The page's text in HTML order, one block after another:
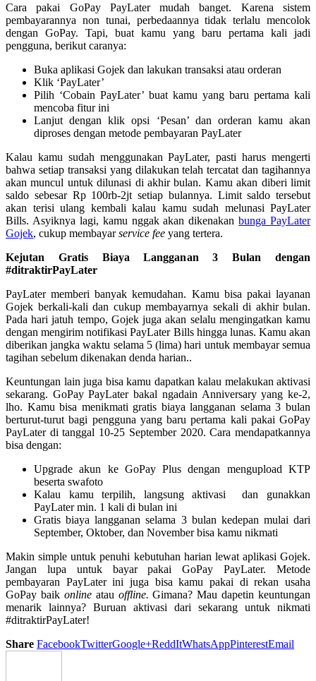
Cara pakai GoPay PayLater mudah banget. Karena sistem
pembayarannya non tunai, perbedaannya tidak terlalu mencolok
dengan GoPay. Tapi, buat kamu yang baru pertama kali jadi
pengguna, berikut caranya:
Buka aplikasi Gojek dan lakukan transaksi atau orderan
Klik ‘PayLater’
Pilih ‘Cobain PayLater’ buat kamu yang baru pertama kali
mencoba fitur ini
Lanjut dengan klik opsi ‘Pesan’ dan orderan kamu akan
diproses dengan metode pembayaran PayLater
Kalau kamu sudah menggunakan PayLater, pasti harus mengerti
bahwa setiap transaksi yang dilakukan telah tercatat dan tagihannya
akan muncul untuk dilunasi di akhir bulan. Kamu akan diberi limit
saldo sebesar Rp 100rb-2jt setiap bulannya. Limit saldo tersebut
akan terisi ulang kembali kalau kamu sudah melunasi PayLater
Bills. Asyiknya lagi, kamu nggak akan dikenakanbunga PayLater
Gojek, cukup membayarservice fee yang tertera.
Kejutan Gratis Biaya Langganan 3 Bulan dengan
#ditraktirPayLater
PayLater memberi banyak kemudahan. Kamu bisa pakai layanan
Gojek berkali-kali dan cukup membayarnya sekali di akhir bulan.
Pada hari jatuh tempo, Gojek juga akan selalu mengingatkan kamu
dengan mengirim notifikasi PayLater Bills hingga lunas. Kamu akan
diberikan jangka waktu selama 5 (lima) hari untuk membayar semua
tagihan sebelum dikenakan denda harian..
Keuntungan lain juga bisa kamu dapatkan kalau melakukan aktivasi
sekarang. GoPay PayLater bakal ngadain Anniversary yang ke-2,
lho. Kamu bisa menikmati gratis biaya langganan selama 3 bulan
berturut-turut bagi pengguna yang baru pertama kali pakai GoPay
PayLater di tanggal 10-25 September 2020. Cara mendapatkannya
bisa dengan:
Upgrade akun ke GoPay Plus dengan mengupload KTP
beserta swafoto
Kalau kamu terpilih, langsung aktivasi dan gunakkan
PayLater min. 1 kali di bulan ini
Gratis biaya langganan selama 3 bulan kedepan mulai dari
September, Oktober, dan November bisa kamu nikmati
Makin simple untuk penuhi kebutuhan harian lewat aplikasi Gojek.
Jangan lupa untuk bayar pakai GoPay PayLater. Metode
pembayaran PayLater ini juga bisa kamu pakai di rekan usaha
GoPay baik onlineatau offline. Gimana? Mau dapetin keuntungan
menarik lainnya? Buruan aktivasi dari sekarang untuk nikmati
#ditraktirPayLater!
Share FacebookTwitterGoogle+ReddItWhatsAppPinterestEmail